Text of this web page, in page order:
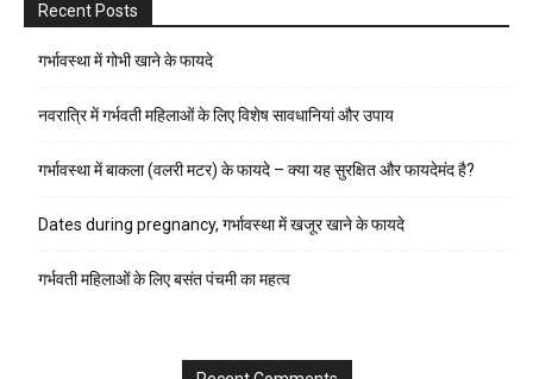
Recent Posts
गर्भावस्था में गोभी खाने के फायदे
नवरात्रि में गर्भवती महिलाओं के लिए विशेष सावधानियां और उपाय
गर्भावस्था में बाकला (वलरी मटर) के फायदे – क्या यह सुरक्षित और फायदेमंद है?
Dates during pregnancy, गर्भावस्था में खजूर खाने के फायदे
गर्भवती महिलाओं के लिए बसंत पंचमी का महत्व